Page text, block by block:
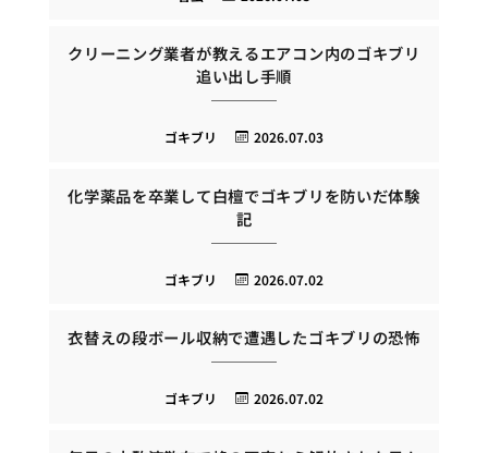
クリーニング業者が教えるエアコン内のゴキブリ
追い出し手順
2026.07.03
ゴキブリ
化学薬品を卒業して白檀でゴキブリを防いだ体験
記
2026.07.02
ゴキブリ
衣替えの段ボール収納で遭遇したゴキブリの恐怖
2026.07.02
ゴキブリ